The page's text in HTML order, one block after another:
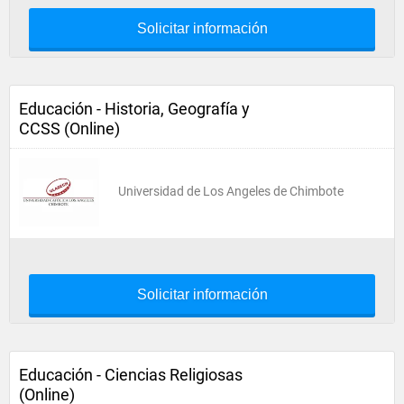
Solicitar información
Educación - Historia, Geografía y
CCSS (Online)
Universidad de Los Angeles de Chimbote
Solicitar información
Educación - Ciencias Religiosas
(Online)